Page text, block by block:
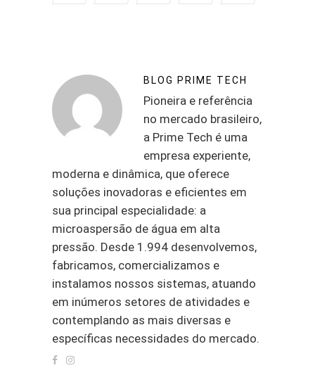
BLOG PRIME TECH
Pioneira e referência
no mercado brasileiro,
a Prime Tech é uma
empresa experiente,
moderna e dinâmica, que oferece
soluções inovadoras e eficientes em
sua principal especialidade: a
microaspersão de água em alta
pressão. Desde 1.994 desenvolvemos,
fabricamos, comercializamos e
instalamos nossos sistemas, atuando
em inúmeros setores de atividades e
contemplando as mais diversas e
específicas necessidades do mercado.